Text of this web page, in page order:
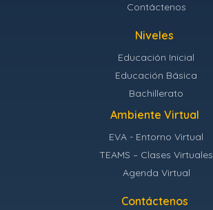
Contáctenos
Niveles
Educación Inicial
Educación Básica
Bachillerato
Ambiente Virtual
EVA - Entorno Virtual
TEAMS – Clases Virtuales
Agenda Virtual
Contáctenos